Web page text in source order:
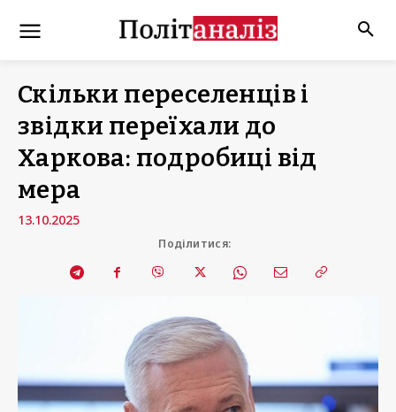
Скільки переселенців і
звідки переїхали до
Харкова: подробиці від
мера
13.10.2025
Поділитися: